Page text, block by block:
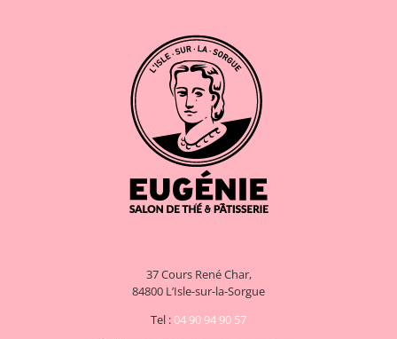
37 Cours René Char,
84800 L’Isle-sur-la-Sorgue
Tel :04 90 94 90 57